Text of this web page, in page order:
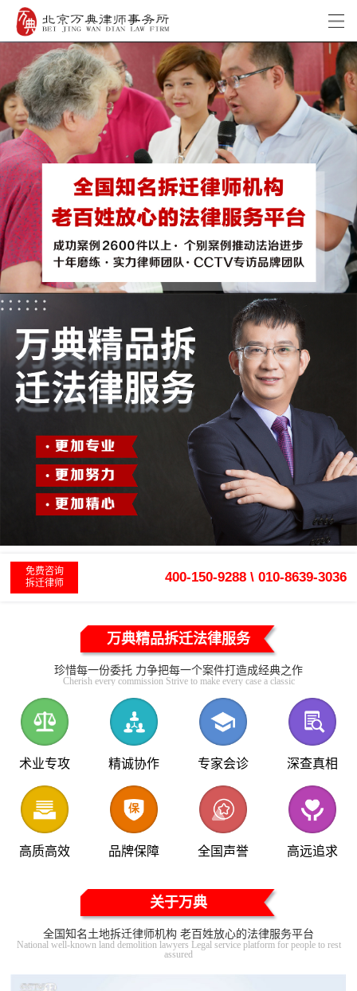
免费咨询
拆迁律师
400-150-9288 \ 010-8639-3036
万典精品拆迁法律服务
珍惜每一份委托 力争把每一个案件打造成经典之作
Cherish every commission Strive to make every case a classic
术业专攻 精诚协作 专家会诊 深查真相
高质高效 品牌保障 全国声誉 高远追求
关于万典
全国知名土地拆迁律师机构 老百姓放心的法律服务平台
National well-known land demolition lawyers Legal service platform for people to rest
assured